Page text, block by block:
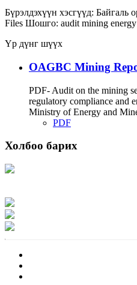
Бүрэлдэхүүн хэсгүүд: Байгаль
Files Шошго: audit mining energy
Үр дүнг шүүх
OAGBC Mining
PDF- Audit on the mining
regulatory compliance and
Ministry of Energy and
PDF
Холбоо барих